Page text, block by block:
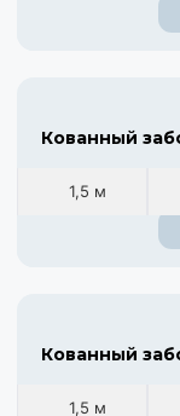
Кованный
1,5 м
Кованный
1,5 м